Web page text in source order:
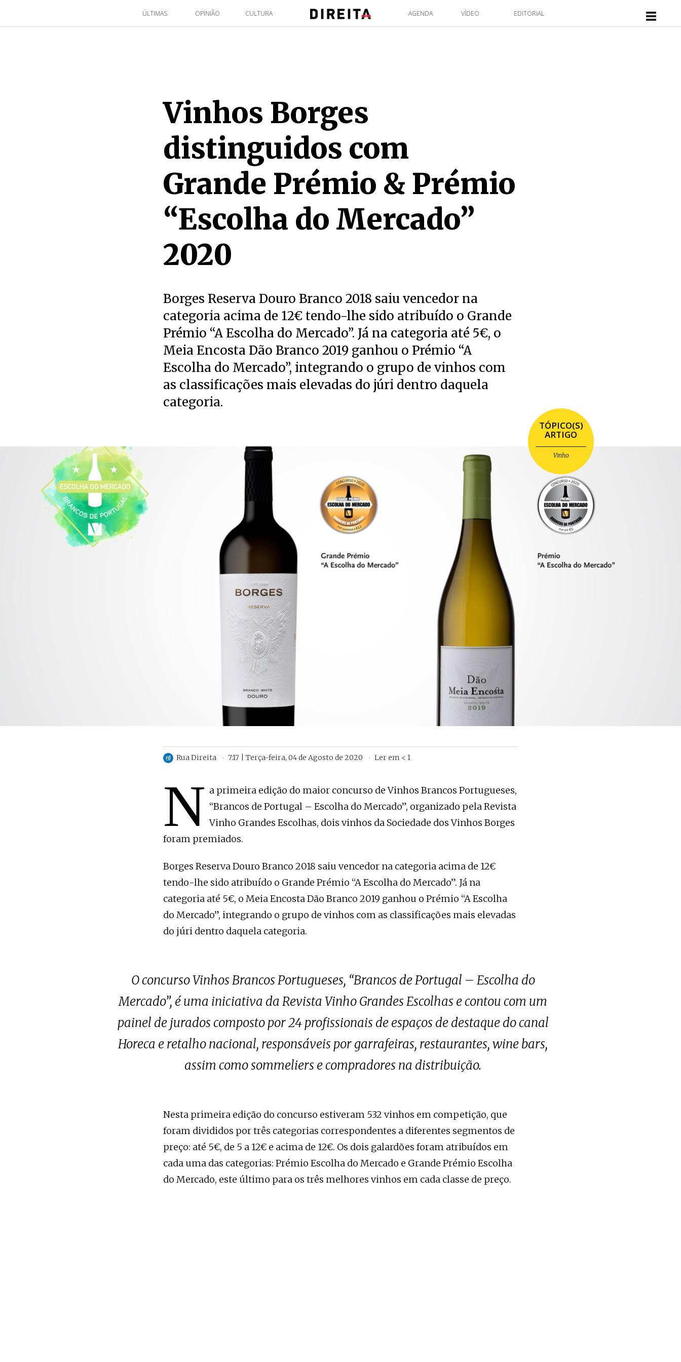
ÚLTIMAS OPINIÃO CULTURA AGENDA VÍDEO EDITORIAL
Vinhos Borges
distinguidos com
Grande Prémio & Prémio
“Escolha do Mercado”
2020
Borges Reserva Douro Branco 2018 saiu vencedor na
categoria acima de 12€ tendo-lhe sido atribuído o Grande
Prémio “A Escolha do Mercado”. Já na categoria até 5€, o
Meia Encosta Dão Branco 2019 ganhou o Prémio “A
Escolha do Mercado”, integrando o grupo de vinhos com
as classificações mais elevadas do júri dentro daquela
categoria.
TÓPICO(S)
ARTIGO
Vinho
Rua Direita 7:17 | Terça-feira, 04 de Agosto de 2020 Ler em < 1
N a primeira edição do maior concurso de Vinhos Brancos Portugueses,
“Brancos de Portugal – Escolha do Mercado”, organizado pela Revista
Vinho Grandes Escolhas, dois vinhos da Sociedade dos Vinhos Borges
foram premiados.
Borges Reserva Douro Branco 2018 saiu vencedor na categoria acima de 12€
tendo-lhe sido atribuído o Grande Prémio “A Escolha do Mercado”. Já na
categoria até 5€, o Meia Encosta Dão Branco 2019 ganhou o Prémio “A Escolha
do Mercado”, integrando o grupo de vinhos com as classificações mais elevadas
do júri dentro daquela categoria.
O concurso Vinhos Brancos Portugueses, “Brancos de Portugal – Escolha do
Mercado”, é uma iniciativa da Revista Vinho Grandes Escolhas e contou com um
painel de jurados composto por 24 profissionais de espaços de destaque do canal
Horeca e retalho nacional, responsáveis por garrafeiras, restaurantes, wine bars,
assim como sommeliers e compradores na distribuição.
Nesta primeira edição do concurso estiveram 532 vinhos em competição, que
foram divididos por três categorias correspondentes a diferentes segmentos de
preço: até 5€, de 5 a 12€ e acima de 12€. Os dois galardões foram atribuídos em
cada uma das categorias: Prémio Escolha do Mercado e Grande Prémio Escolha
do Mercado, este último para os três melhores vinhos em cada classe de preço.